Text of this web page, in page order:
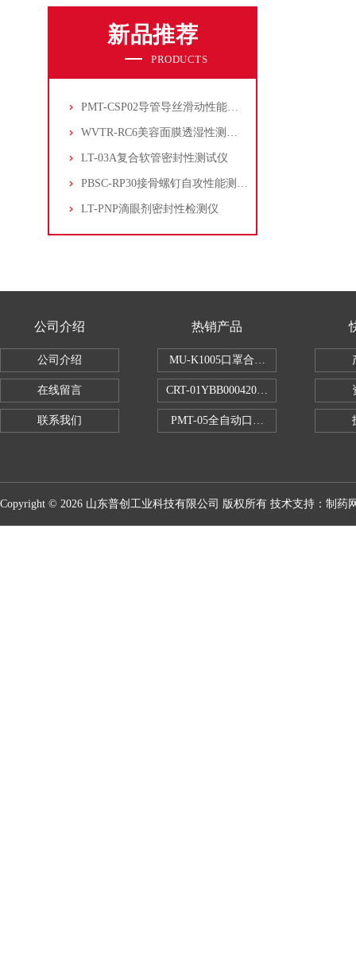
新品推荐
PRODUCTS
PMT-CSP02导管导丝滑动性能测试仪
WVTR-RC6美容面膜透湿性测试仪
LT-03A复合软管密封性测试仪
PBSC-RP30接骨螺钉自攻性能测试‌仪
LT-PNP滴眼剂密封性检测仪
公司介绍
公司介绍
在线留言
联系我们
热销产品
MU-K1005口罩合成血液穿透试验仪
CRT-01YBB00042005数显式安瓿瓶圆
PMT-05全自动口红折断力测试仪
Copyright © 2026 山东普创工业科技有限公司 版权所有 技术支持： 制药